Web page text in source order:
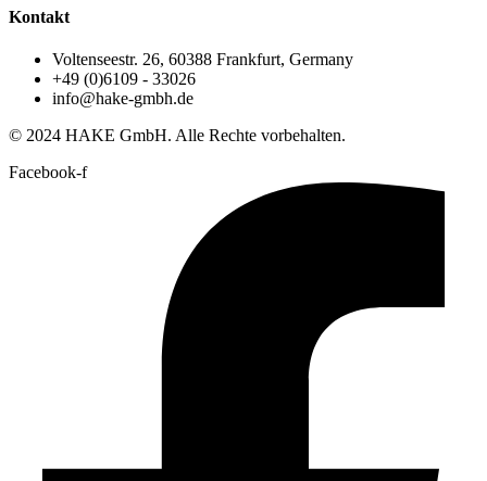
Kontakt
Voltenseestr. 26, 60388 Frankfurt, Germany
+49 (0)6109 - 33026
info@hake-gmbh.de
© 2024 HAKE GmbH. Alle Rechte vorbehalten.
Facebook-f